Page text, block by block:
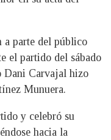
a parte del público
el partido del sábado
Dani Carvajal hizo
Munuera.
y celebró su
hacia la